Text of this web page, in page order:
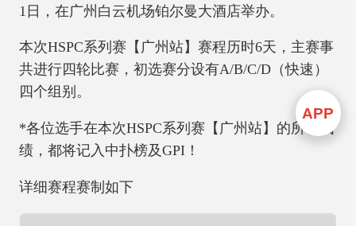
1日，在广州白云机场铂尔曼大酒店举办。
本次HSPC系列赛【广州站】赛程历时6天，主赛事
共进行四轮比赛，初选赛分设有A/B/C/D（快速）
四个组别。
*各位选手在本次HSPC系列赛【广州站】的所有成
绩，都将记入中扑榜及GPI！
详细赛程赛制如下
APP